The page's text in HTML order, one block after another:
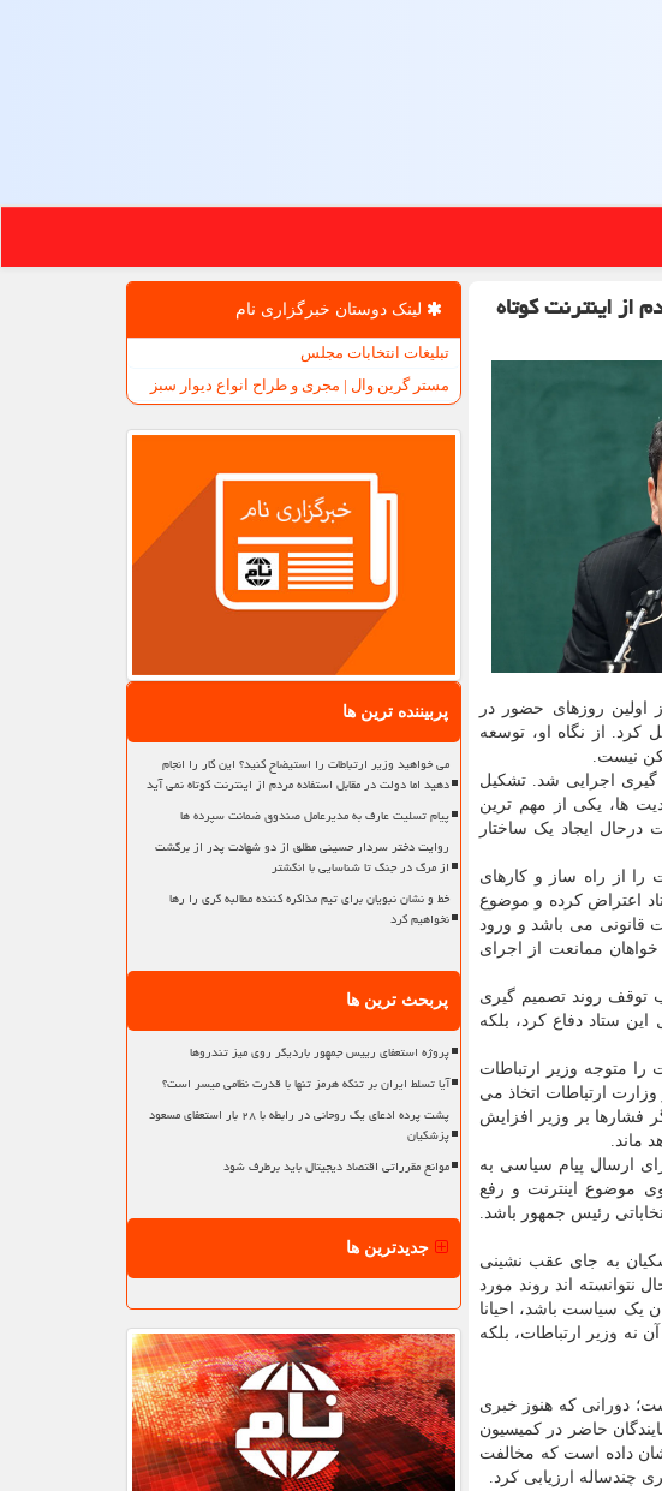
از اینترنت کوتاه
روزهای حضور در
کرد. از نگاه او، توسعه
نیست.
گیری اجرایی شد. تشکیل
ها، یکی از مهم ترین
درحال ایجاد یک ساختار
از راه ساز و کارهای
اعتراض کرده و موضوع
قانونی می باشد و ورود
ممانعت از اجرای
توقف روند تصمیم گیری
این ستاد دفاع کرد، بلکه
متوجه وزیر ارتباطات
ارتباطات اتخاذ می
بر وزیر افزایش
ماند.
ارسال پیام سیاسی به
موضوع اینترنت و رفع
رئیس جمهور باشد.
به جای عقب نشینی
نتوانسته اند روند مورد
یک سیاست باشد، احیانا
نه وزیر ارتباطات، بلکه
دورانی که هنوز خبری
حاضر در کمیسیون
داده است که مخالفت
چندساله ارزیابی کرد.
لینک دوستان خبرگزاری نام
تبلیغات انتخابات مجلس
مستر گرین وال | مجری و طراح انواع دیوار سبز
پربیننده ترین ها
می خواهید وزیر ارتباطات را استیضاح کنید؟ این کار را انجام
دهید اما دولت در مقابل استفاده مردم از اینترنت کوتاه نمی آید
پیام تسلیت عارف به مدیرعامل صندوق ضمانت سپرده ها
روایت دختر سردار حسینی مطلق از دو شهادت پدر از برگشت
از مرگ در جنگ تا شناسایی با انگشتر
خط و نشان نبویان برای تیم مذاکره کننده مطالبه گری را رها
نخواهیم کرد
پربحث ترین ها
پروژه استعفای رییس جمهور باردیگر روی میز تندروها
آیا تسلط ایران بر تنگه هرمز تنها با قدرت نظامی میسر است؟
پشت پرده ادعای یک روحانی در رابطه با ۲۸ بار استعفای مسعود
پزشکیان
موانع مقرراتی اقتصاد دیجیتال باید برطرف شود
جدیدترین ها